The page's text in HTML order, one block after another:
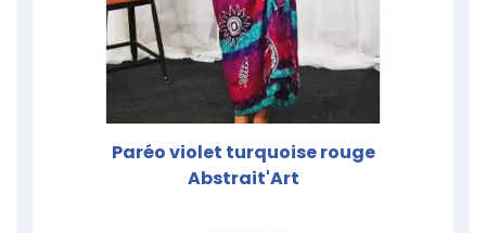
Paréo violet turquoise rouge
Abstrait'Art